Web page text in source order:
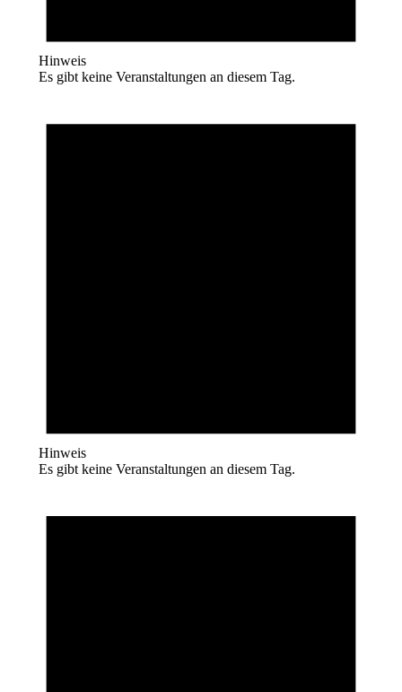
Hinweis
Es gibt keine Veranstaltungen an diesem Tag.
Hinweis
Es gibt keine Veranstaltungen an diesem Tag.